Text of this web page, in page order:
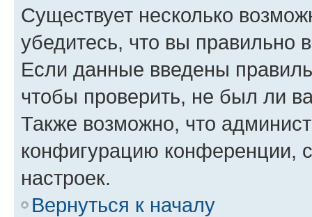
Существует несколько
убедитесь, что вы правильно
Если данные введены
чтобы проверить, не был ли
Также возможно, что
конфигурацию конференции,
настроек.
Вернуться к началу